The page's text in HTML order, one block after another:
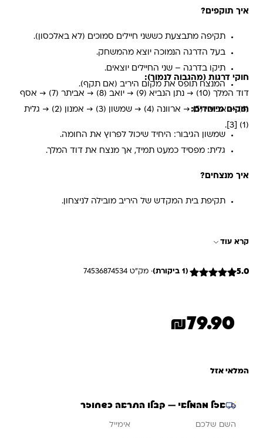
איך תוקפים?
תקיפה מתבצעת כששני חיילים סמוכים (לא באלכסון).
בעל הדרגה הנמוכה יוצא מהמשחק.
תיקו בדרגה – שני החיילים יוצאים.
המנצח תופס את מקום היריב (אם תקף).
חוקי דרגות (מהגבוה לנמוך):
דוד המלך (10) → נתן הנביא (9) → יואב (8) → אביתר (7) → אסף
(6) → אבישי (5) → ארוונה (4) → שמשון (3) → אמנון (2) → גלית
(1) [3].
חוקים מיוחדים:
שמשון הגיבור: היחיד שיכול לפרוץ את החומה.
גלית: מפסיד כמעט תמיד, אך מנצח את דוד המלך.
איך מנצחים?
תקיפת בית המקדש של היריב מובילה לניצחון.
קרא עוד
5.0
לקוחות
(1 ביקורת) · מק"ט 74536874534
₪79.90
המלאי אזל
אזל מהמלאי — קבלו התראה כשחוזר